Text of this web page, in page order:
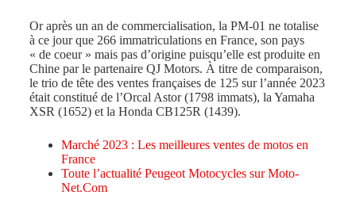
Or après un an de commercialisation, la PM-01 ne totalise
à ce jour que 266 immatriculations en France, son pays
« de coeur » mais pas d’origine puisqu’elle est produite en
Chine par le partenaire QJ Motors. À titre de comparaison,
le trio de tête des ventes françaises de 125 sur l’année 2023
était constitué de l’Orcal Astor (1798 immats), la Yamaha
XSR (1652) et la Honda CB125R (1439).
Marché 2023 : Les meilleures ventes de motos en
France
Toute l’actualité Peugeot Motocycles sur Moto-
Net.Com